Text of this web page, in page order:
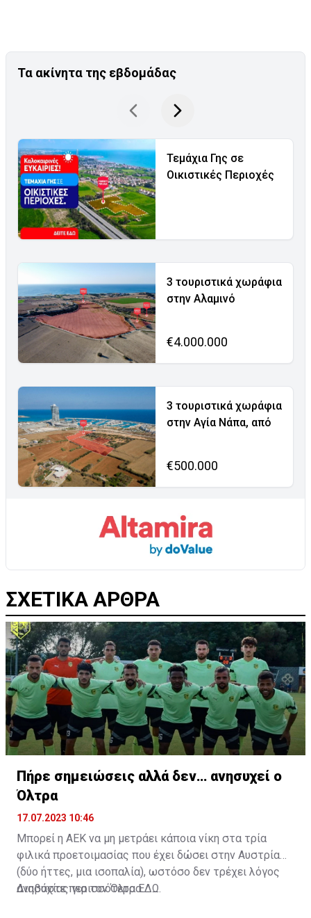
Τα ακίνητα της εβδομάδας
Τεμάχια Γης σε
Οικιστικές Περιοχές
3 τουριστικά χωράφια
στην Αλαμινό
€4.000.000
3 τουριστικά χωράφια
στην Αγία Νάπα, από
€500.000
ΣΧΕΤΙΚΑ ΑΡΘΡΑ
Πήρε σημειώσεις αλλά δεν… ανησυχεί ο
Όλτρα
17.07.2023 10:46
Μπορεί η ΑΕΚ να μη μετράει κάποια νίκη στα τρία
φιλικά προετοιμασίας που έχει δώσει στην Αυστρία
(δύο ήττες, μια ισοπαλία), ωστόσο δεν τρέχει λόγος
ανησυχίας για τον Όλτρα.
Διαβάστε περισσότεραΕΔΩ.